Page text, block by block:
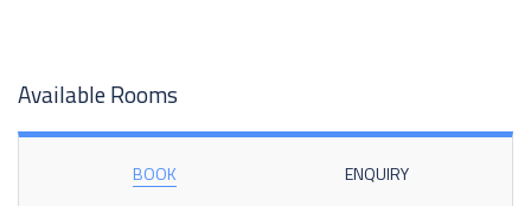
Available Rooms
BOOK ENQUIRY